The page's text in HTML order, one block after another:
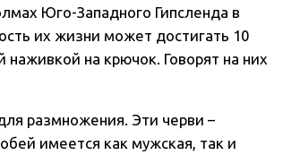
Юго-Западного Гипсленда в
их жизни может достигать 10
на крючок. Говорят на них
размножения. Эти черви –
имеется как мужская, так и